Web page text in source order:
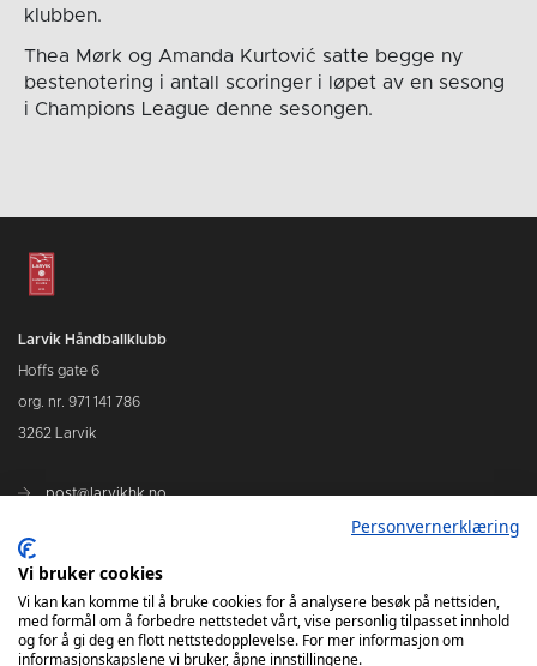
klubben.
Thea Mørk og Amanda Kurtović satte begge ny
bestenotering i antall scoringer i løpet av en sesong
i Champions League denne sesongen.
Larvik Håndballklubb
Hoffs gate 6
org. nr. 971 141 786
3262 Larvik
post@larvikhk.no
Personvernerklæring
Vi bruker cookies
Vi kan kan komme til å bruke cookies for å analysere besøk på nettsiden,
med formål om å forbedre nettstedet vårt, vise personlig tilpasset innhold
og for å gi deg en flott nettstedopplevelse. For mer informasjon om
informasjonskapslene vi bruker, åpne innstillingene.